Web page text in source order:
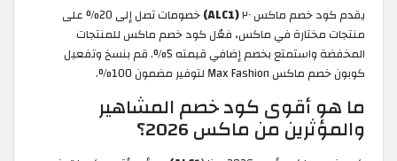
يقدم كود خصم ماكس ٢٠ (ALC1)
خصومات تصل إلى 20% على
منتجات مختارة في ماكس، فعّل كود خصم ماكس للمنتجات
المخفضة واستمتع بخصم إضافي قيمته 5%. قم بنسخ وتفعيل
كوبون خصم ماكس Max Fashion لتوفير مضمون 100%.
ما هو أقوى كود خصم المشاهير
والمؤثرين من ماكس 2026؟